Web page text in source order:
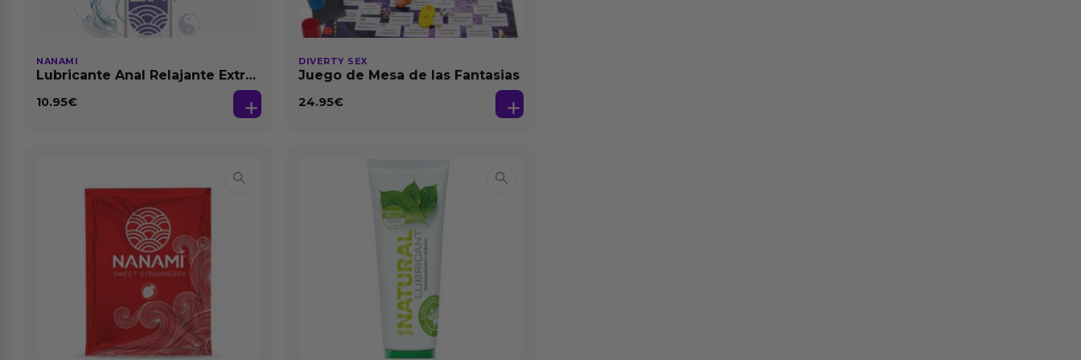
NANAMI
Lubricante Anal Relajante Extra
10.95€
DIVERTY SEX
Juego de Mesa de las Fantasias
24.95€